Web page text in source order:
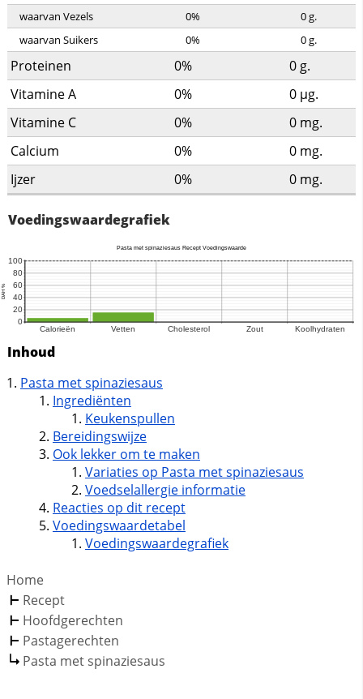
waarvan Vezels 0% 0g.
waarvan Suikers
0% 0g.
Proteinen 0% 0 g.
Vitamine A
0% 0 µg.
Vitamine C
0% 0 mg.
Calcium
0% 0 mg.
Ijzer
0% 0 mg.
Voedingswaardegrafiek
Inhoud
Pasta met spinaziesaus
Ingrediënten
Keukenspullen
Bereidingswijze
Ook lekker om te maken
Variaties op Pasta met spinaziesaus
Voedselallergie informatie
Reacties op dit recept
Voedingswaardetabel
Voedingswaardegrafiek
Home
Recept
Hoofdgerechten
Pastagerechten
Pasta met spinaziesaus